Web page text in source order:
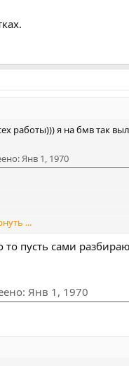
я на бмв так
Янв 1, 1970
Янв 1, 1970
...
пусть сами
Янв 1, 1970